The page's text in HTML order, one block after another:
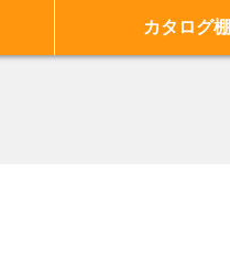
カタログ棚